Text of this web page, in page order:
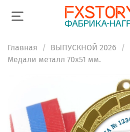
Главная ВЫПУСКНОЙ 2026
Медали металл 70х51 мм.